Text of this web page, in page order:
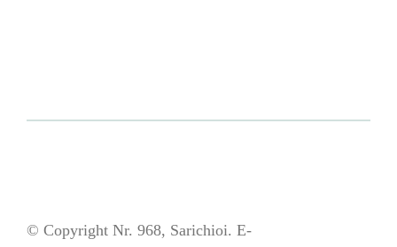
© Copyright Nr. 968, Sarichioi. E-